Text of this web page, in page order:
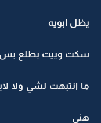
يظل ابويه
سكت وييت بطلع
ما انتبهت لشي ولا
هني